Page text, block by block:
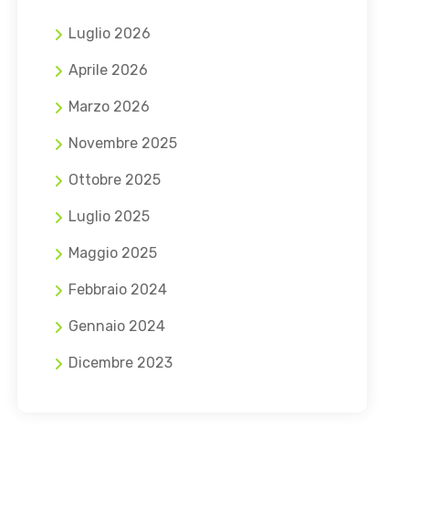
Luglio 2026
Aprile 2026
Marzo 2026
Novembre 2025
Ottobre 2025
Luglio 2025
Maggio 2025
Febbraio 2024
Gennaio 2024
Dicembre 2023